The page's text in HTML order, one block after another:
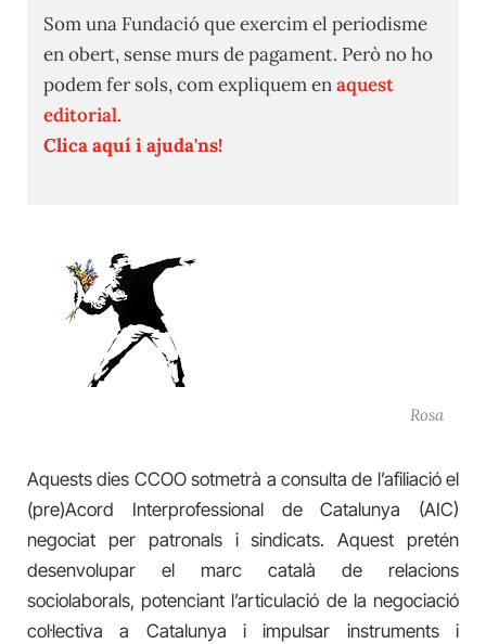
Som una Fundació que exercim el periodisme
en obert, sense murs de pagament. Però no ho
podem fer sols, com expliquem enaquest
editorial.
Clica aquí i ajuda'ns!
Rosa
Aquests dies CCOO sotmetrà a consulta de l’afiliació el
(pre)Acord Interprofessional de Catalunya (AIC)
negociat per patronals i sindicats. Aquest pretén
desenvolupar el marc català de relacions
sociolaborals, potenciant l’articulació de la negociació
col·lectiva a Catalunya i impulsar instruments i